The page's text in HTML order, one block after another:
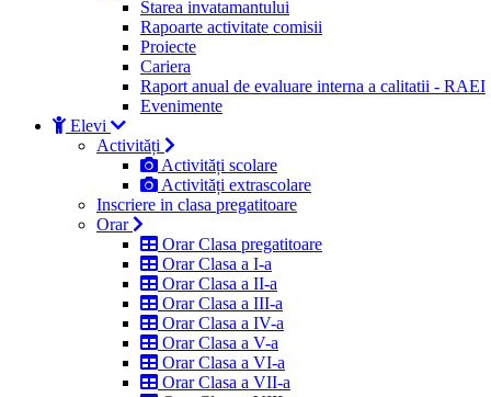
Starea invatamantului
Rapoarte activitate comisii
Proiecte
Cariera
Raport anual de evaluare interna a calitatii - RAEI
Evenimente
Elevi
Activități
Activități scolare
Activități extrascolare
Inscriere in clasa pregatitoare
Orar
Orar Clasa pregatitoare
Orar Clasa a I-a
Orar Clasa a II-a
Orar Clasa a III-a
Orar Clasa a IV-a
Orar Clasa a V-a
Orar Clasa a VI-a
Orar Clasa a VII-a